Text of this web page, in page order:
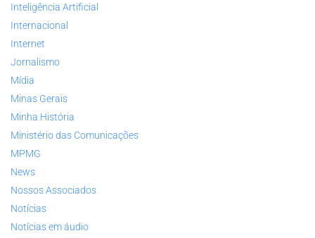
Inteligência Artificial
Internacional
Internet
Jornalismo
Mídia
Minas Gerais
Minha História
Ministério das Comunicações
MPMG
News
Nossos Associados
Notícias
Notícias em áudio